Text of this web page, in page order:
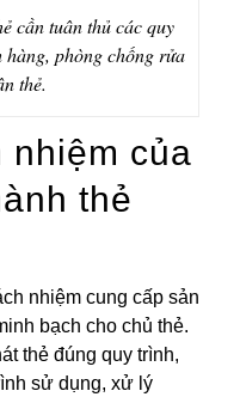
cần tuân thủ các quy
phòng chống rửa
thẻ.
nhiệm của
thẻ
nhiệm cung cấp sản
bạch cho chủ thẻ.
thẻ đúng quy trình,
sử dụng, xử lý